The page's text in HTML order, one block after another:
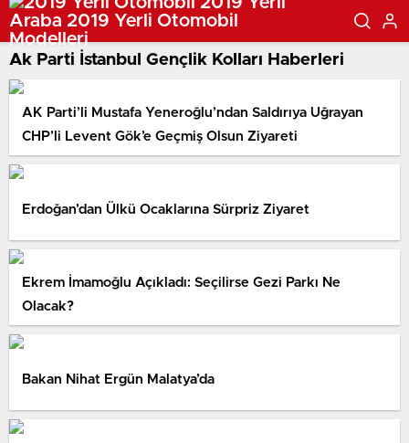
Ak Parti İstanbul Gençlik Kolları Haberleri
AK Parti’li Mustafa Yeneroğlu’ndan Saldırıya Uğrayan
CHP’li Levent Gök’e Geçmiş Olsun Ziyareti
Erdoğan’dan Ülkü Ocaklarına Sürpriz Ziyaret
Ekrem İmamoğlu Açıkladı: Seçilirse Gezi Parkı Ne
Olacak?
Bakan Nihat Ergün Malatya’da